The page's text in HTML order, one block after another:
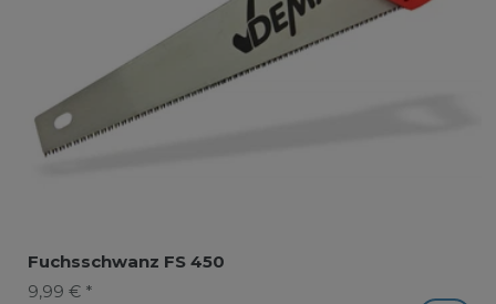
Fuchsschwanz FS 450
9,99 € *